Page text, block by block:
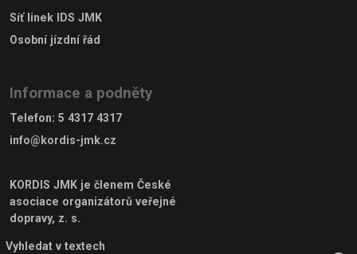
Síť linek IDS JMK
Osobní jízdní řád
Informace a podněty
Telefon: 5 4317 4317
info@kordis-jmk.cz
KORDIS JMK je členem České
asociace organizátorů veřejné
dopravy, z. s.
Vyhledat v textech